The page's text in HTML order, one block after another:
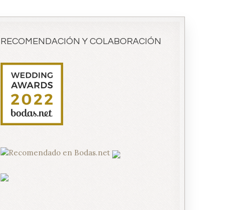
RECOMENDACIÓN Y COLABORACIÓN